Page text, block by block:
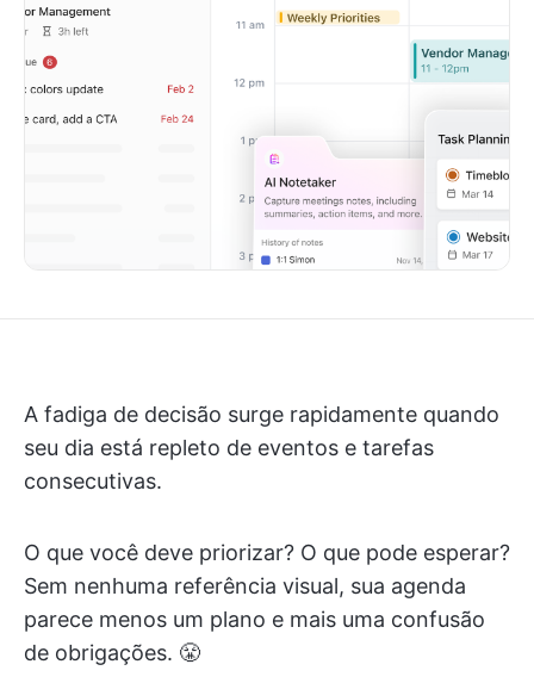
A fadiga de decisão surge rapidamente quando
seu dia está repleto de eventos e tarefas
consecutivas.
O que você deve priorizar? O que pode esperar?
Sem nenhuma referência visual, sua agenda
parece menos um plano e mais uma confusão
de obrigações. 😤